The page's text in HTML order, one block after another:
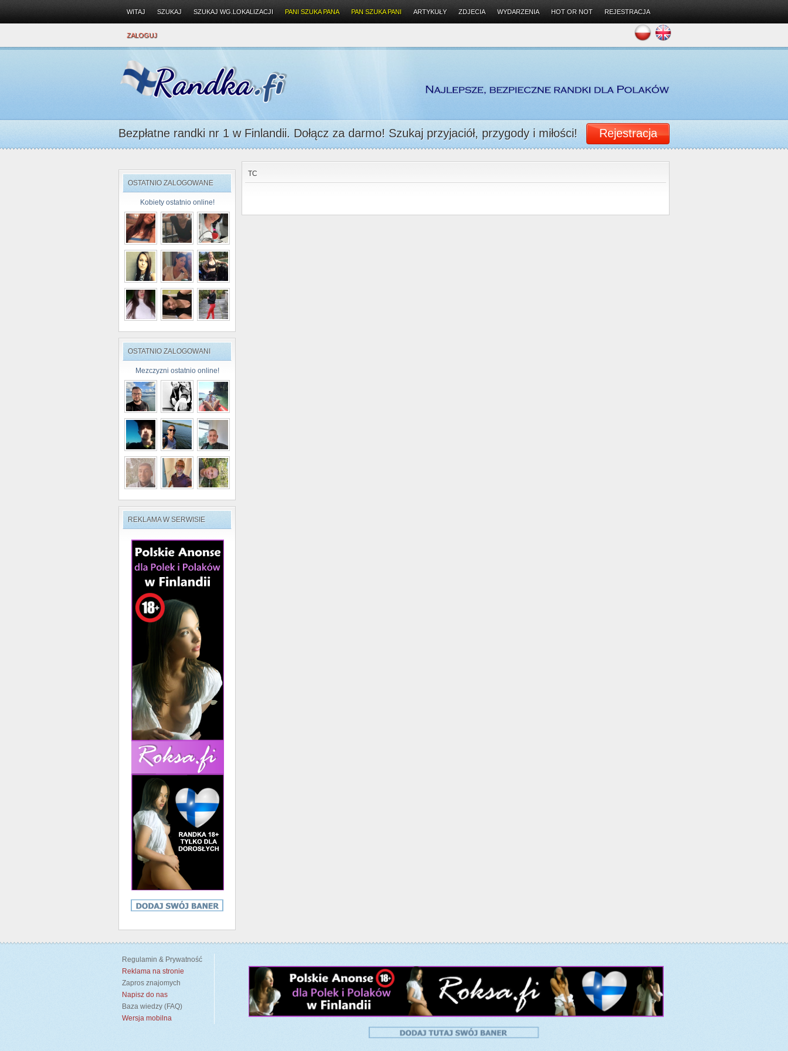
WITAJ SZUKAJ SZUKAJ WG.LOKALIZACJI PANI SZUKA PANA PAN SZUKA PANI ARTYKUŁY ZDJECIA WYDARZENIA HOT OR NOT REJESTRACJA
ZALOGUJ
Bezpłatne randki nr 1 w Finlandii. Dołącz za darmo! Szukaj przyjaciół, przygody i miłości! Rejestracja
OSTATNIO ZALOGOWANE
Kobiety ostatnio online!
OSTATNIO ZALOGOWANI
Mezczyzni ostatnio online!
REKLAMA W SERWISIE
TC
Regulamin & Prywatność
Reklama na stronie
Zapros znajomych
Napisz do nas
Baza wiedzy (FAQ)
Wersja mobilna